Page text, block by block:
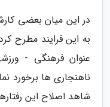
در این میان بعضی
به این فرایند مطرح
عنوان فرهنگی -
ناهنجاری ها برخورد
شاهد اصلاح این